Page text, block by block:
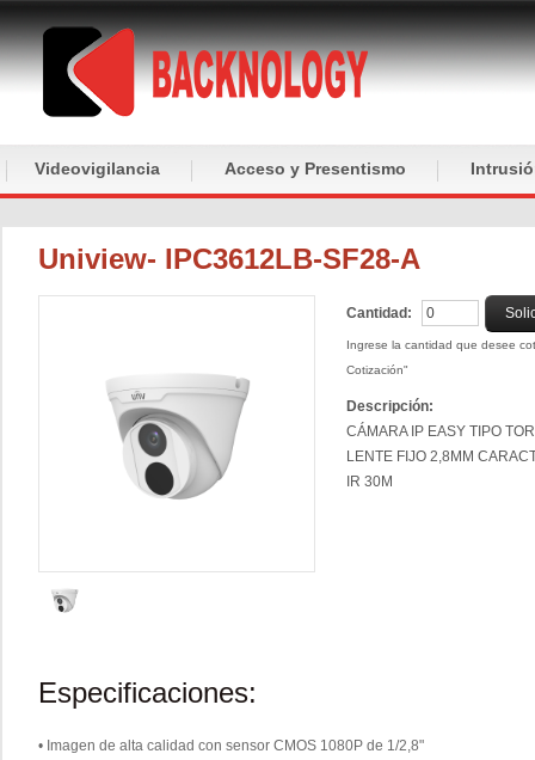
Videovigilancia Acceso y Presentismo
Uniview- IPC3612LB-SF28-A
Cantidad:
Ingrese la cantidad que desee
Cotización"
Descripción:
CÁMARA IP EASY TIPO
LENTE FIJO 2,8MM
IR 30M
Especificaciones:
• Imagen de alta calidad con sensor CMOS 1080P de 1/2,8"